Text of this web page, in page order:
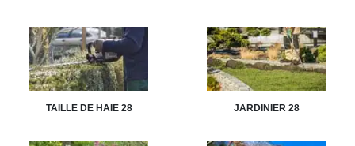
TAILLE DE HAIE 28 JARDINIER 28